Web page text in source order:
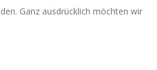
Ganz ausdrücklich möchten wir